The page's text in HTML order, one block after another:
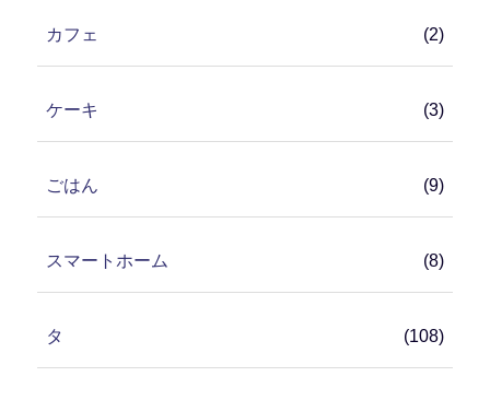
カフェ (2)
ケーキ (3)
ごはん (9)
スマートホーム (8)
タ (108)